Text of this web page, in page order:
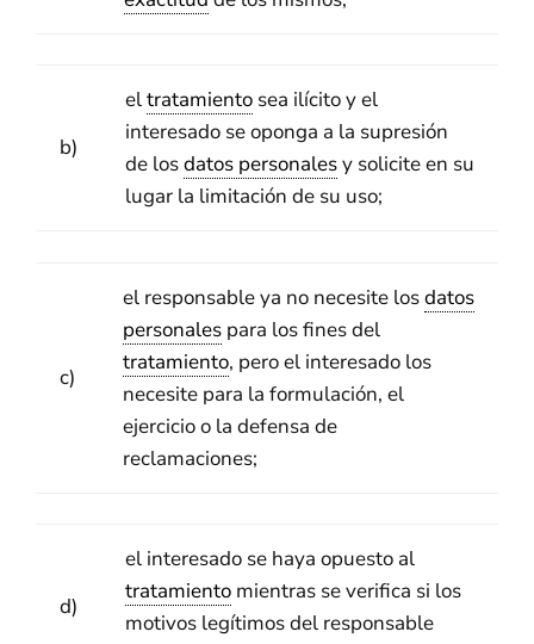
b)
eltratamiento sea ilícito y el
interesado se oponga a la supresión
de losdatos personalesy solicite en su
lugar la limitación de su uso;
c)
el responsable ya no necesite losdatos
personales para los fines del
tratamiento, pero el interesado los
necesite para la formulación, el
ejercicio o la defensa de
reclamaciones;
d)
el interesado se haya opuesto al
tratamiento mientras se verifica si los
motivos legítimos del responsable